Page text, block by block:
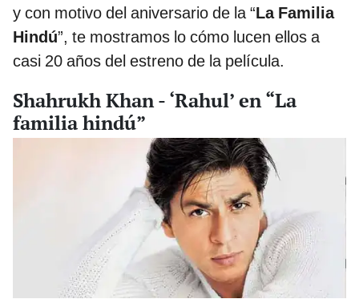
y con motivo del aniversario de la “La Familia
Hindú”, te mostramos lo cómo lucen ellos a
casi 20 años del estreno de la película.
Shahrukh Khan - ‘Rahul’ en “La
familia hindú”